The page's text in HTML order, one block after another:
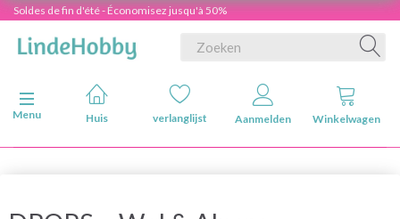
Soldes de fin d'été - Économisez jusqu'à 50%
Navigatie in-/uitschakelen
Menu
Huis verlanglijst Aanmelden Winkelwagen